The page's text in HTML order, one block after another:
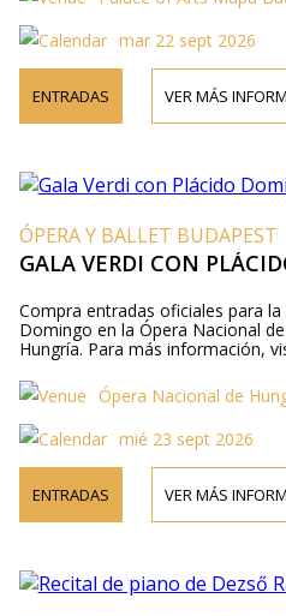
mar 22 sept 2026
ENTRADAS VER MÁS
ÓPERA Y BALLET BUDAPEST
GALA VERDI CON
Compra entradas oficiales para la
Domingo en la Ópera Nacional
Hungría. Para más información,
Ópera Nacional de
mié 23 sept 2026
ENTRADAS VER MÁS